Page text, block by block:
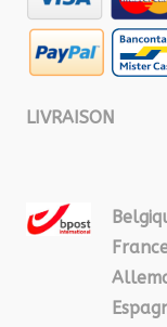
LIVRAISON